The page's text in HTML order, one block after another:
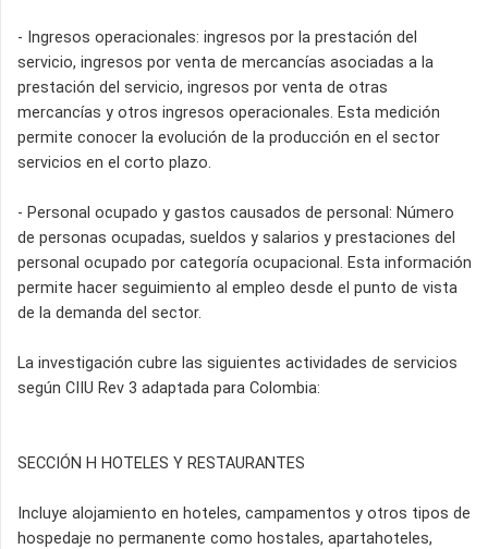
- Ingresos operacionales: ingresos por la prestación del
servicio, ingresos por venta de mercancías asociadas a la
prestación del servicio, ingresos por venta de otras
mercancías y otros ingresos operacionales. Esta medición
permite conocer la evolución de la producción en el sector
servicios en el corto plazo.
- Personal ocupado y gastos causados de personal: Número
de personas ocupadas, sueldos y salarios y prestaciones del
personal ocupado por categoría ocupacional. Esta información
permite hacer seguimiento al empleo desde el punto de vista
de la demanda del sector.
La investigación cubre las siguientes actividades de servicios
según CIIU Rev 3 adaptada para Colombia:
SECCIÓN H HOTELES Y RESTAURANTES
Incluye alojamiento en hoteles, campamentos y otros tipos de
hospedaje no permanente como hostales, apartahoteles,